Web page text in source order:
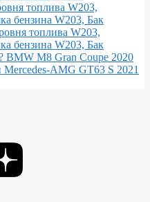
топлива W203,
бензина W203, Бак
топлива W203,
бензина W203, Бак
BMW M8 Gran Coupe 2020
Mercedes-AMG GT63 S 2021